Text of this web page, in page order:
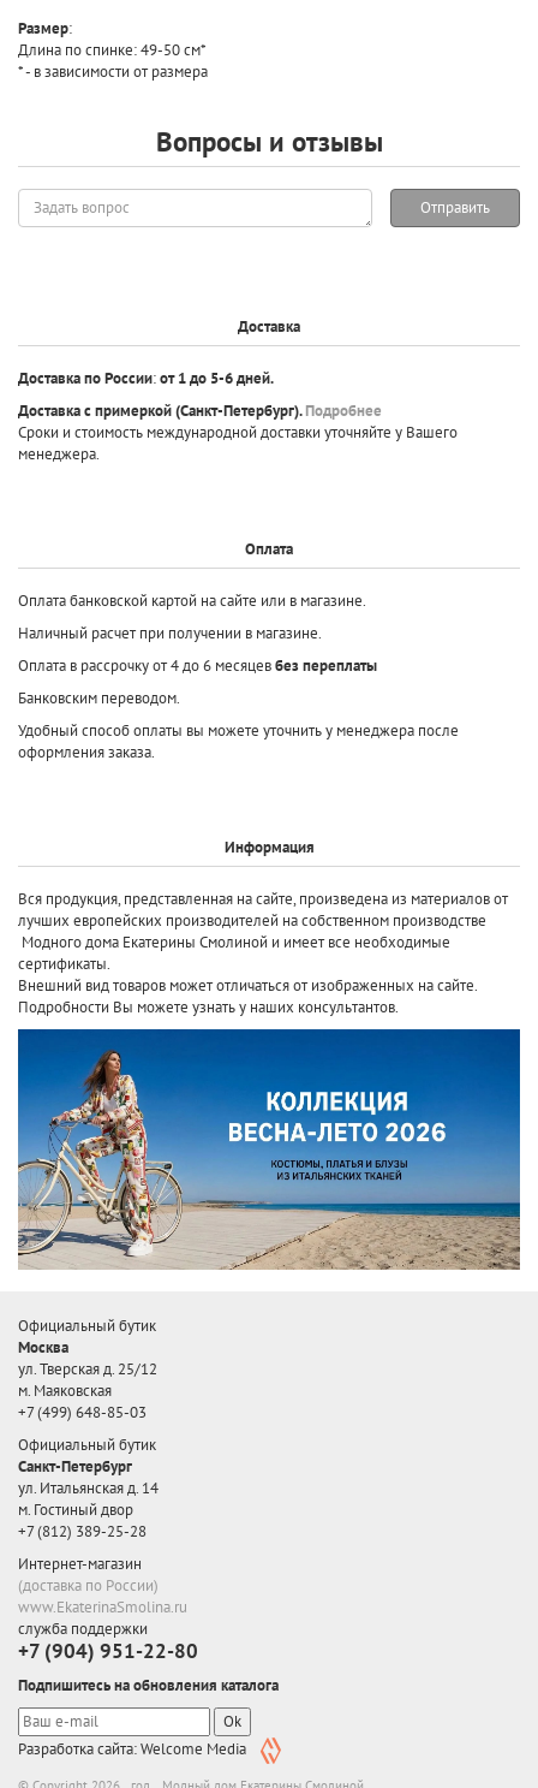
Размер:
Длина по спинке: 49-50 см*
* - в зависимости от размера
Вопросы и отзывы
Задать
вопрос
Отправить
Доставка
Доставка по России:от 1 до 5-6 дней.
Доставка с примеркой(Санкт-Петербург).Подробнее
Сроки и стоимость международной доставки уточняйте у Вашего
менеджера.
Оплата
Оплата банковской картой на сайте или в магазине.
Наличный расчет при получении в магазине.
Оплата в рассрочку от 4 до 6 месяцевбез переплаты
Банковским переводом.
Удобный способ оплаты вы можете уточнить у менеджера после
оформления заказа.
Информация
Вся продукция, представленная на сайте, произведена из материалов от
лучших европейских производителей на собственном производстве
Модного дома Екатерины Смолиной и имеет все необходимые
сертификаты.
Внешний вид товаров может отличаться от изображенных на сайте.
Подробности Вы можете узнать у наших консультантов.
Официальный бутик
Москва
ул. Тверская д. 25/12
м. Маяковская
+7 (499) 648-85-03
Официальный бутик
Санкт-Петербург
ул. Итальянская д. 14
м. Гостиный двор
+7 (812) 389-25-28
Интернет-магазин
(доставка по России)
www.EkaterinaSmolina.ru
служба поддержки
+7 (904) 951-22-80
Подпишитесь на обновления каталога
Ok
Разработка сайта: Welcome Media